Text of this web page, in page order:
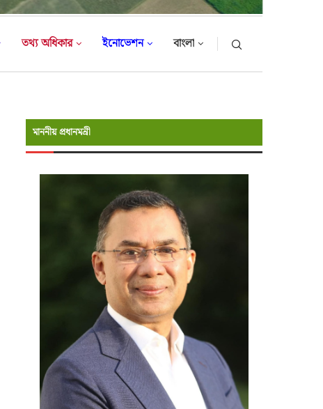
তথ্য অধিকার ইনোভেশন বাংলা
মাননীয় প্রধানমন্রী